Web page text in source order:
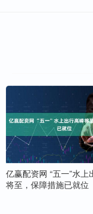
亿赢配资网 “五一”水上
将至，保障措施已就位